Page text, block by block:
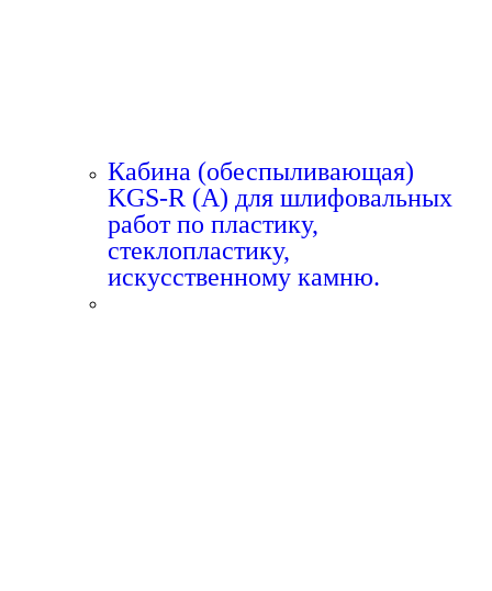
Кабина (обеспыливающая)
KGS-R (A) для шлифовальных
работ по пластику,
стеклопластику,
искусственному камню.